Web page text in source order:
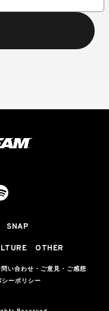
SNAP
OTHER
問い合わせ・ご意見・ご感想
シーポリシー